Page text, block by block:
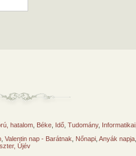
hatalom Béke Idő Tudomány, Informatikai
Valentin nap - Barátnak Nőnapi Anyák napja
Újév